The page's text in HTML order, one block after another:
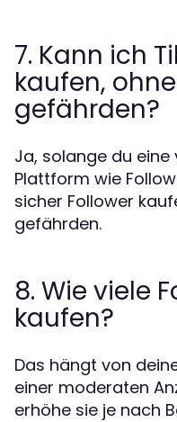
7. Kann ich
kaufen,
gefährden?
Ja, solange du
Plattform wie
sicher Follower
gefährden.
8. Wie viele
kaufen?
Das hängt von
einer moderaten
erhöhe sie je nach